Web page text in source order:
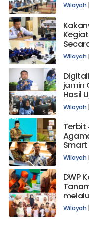
Wilayah
Wilayah |
jamin
Hasil
Wilayah |
Terbit
Smart
Wilayah |
DWP
Wilayah